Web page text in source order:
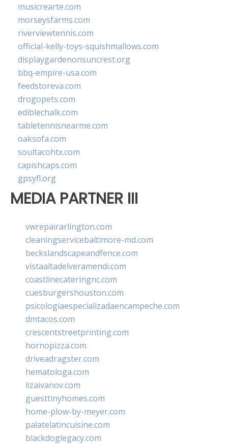
musicrearte.com
morseysfarms.com
riverviewtennis.com
official-kelly-toys-squishmallows.com
displaygardenonsuncrest.org
bbq-empire-usa.com
feedstoreva.com
drogopets.com
ediblechalk.com
tabletennisnearme.com
oaksofa.com
soultacohtx.com
capishcaps.com
gpsyfl.org
MEDIA PARTNER III
vwrepairarlington.com
cleaningservicebaltimore-md.com
beckslandscapeandfence.com
vistaaltadelveramendi.com
coastlinecateringnc.com
cuesburgershouston.com
psicologiaespecializadaencampeche.com
dmtacos.com
crescentstreetprinting.com
hornopizza.com
driveadragster.com
hematologa.com
lizaivanov.com
guesttinyhomes.com
home-plow-by-meyer.com
palatelatincuisine.com
blackdoglegacy.com